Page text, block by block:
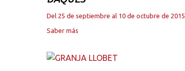
Del 25 de septiembre al 10 de octubre de 2015
Saber más